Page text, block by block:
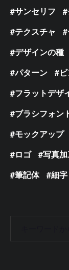
サンセリフ
テクスチャ
デザインの種
パターン
フラットデザ
ブラシフォン
モックアップ
ロゴ
写真
筆記体
細字